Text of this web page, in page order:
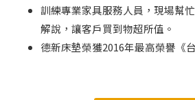
訓練專業家具服務人員，現場幫
解說，讓客戶買到物超所值。
德新床墊榮獲2016年最高榮譽《